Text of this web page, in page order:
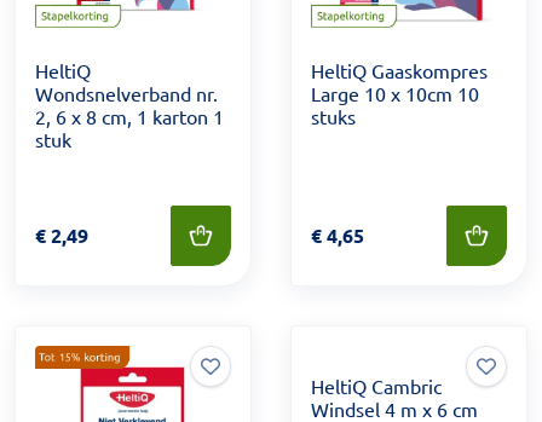
HeltiQ
Wondsnelverband nr.
2, 6 x 8 cm, 1 karton 1
stuk
Prijs: € 2,49
€2,49
HeltiQ Gaaskompres
Large 10 x 10cm 10
stuks
Prijs: € 4,65
€4,65
HeltiQ Cambric
Windsel 4 m x 6 cm